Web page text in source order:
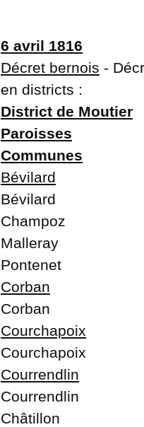
6 avril 1816
Décret bernois -
en districts :
District de Moutier
Paroisses
Communes
Bévilard
Bévilard
Champoz
Malleray
Pontenet
Corban
Corban
Courchapoix
Courchapoix
Courrendlin
Courrendlin
Châtillon